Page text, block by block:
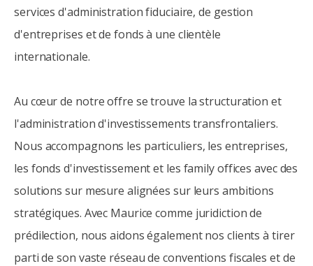
services d'administration fiduciaire, de gestion
d'entreprises et de fonds à une clientèle
internationale.
Au cœur de notre offre se trouve la structuration et
l'administration d'investissements transfrontaliers.
Nous accompagnons les particuliers, les entreprises,
les fonds d'investissement et les family offices avec des
solutions sur mesure alignées sur leurs ambitions
stratégiques. Avec Maurice comme juridiction de
prédilection, nous aidons également nos clients à tirer
parti de son vaste réseau de conventions fiscales et de